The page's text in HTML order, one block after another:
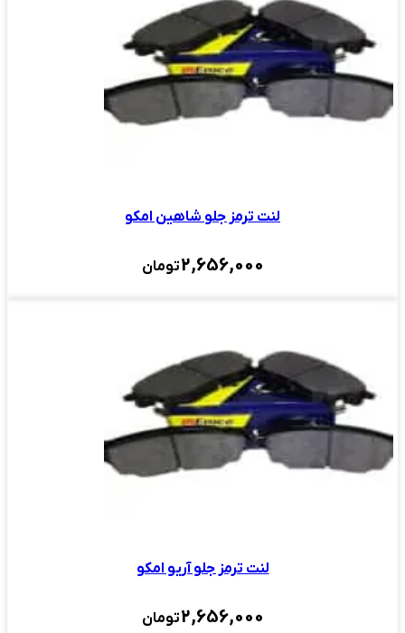
لنت ترمز جلو شاهین امکو
2,656,000تومان
لنت ترمز جلو آریو امکو
2,656,000تومان